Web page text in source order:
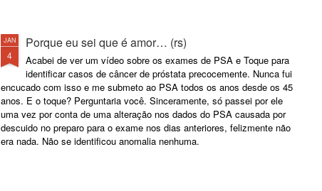
JAN
4
Porque eu sei que é amor… (rs)
Acabei de ver um vídeo sobre os exames de PSA e Toque para
identificar casos de câncer de próstata precocemente. Nunca fui
encucado com isso e me submeto ao PSA todos os anos desde os 45
anos. E o toque? Perguntaria você. Sinceramente, só passei por ele
uma vez por conta de uma alteração nos dados do PSA causada por
descuido no preparo para o exame nos dias anteriores, felizmente não
era nada. Não se identificou anomalia nenhuma.